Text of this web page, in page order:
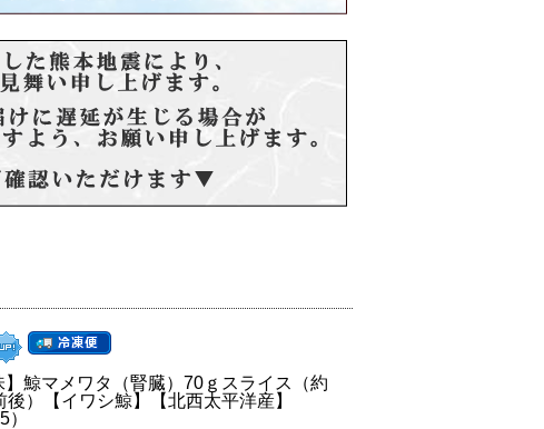
】鯨マメワタ（腎臓）70ｇスライス（約
後）【イワシ鯨】【北西太平洋産】
）